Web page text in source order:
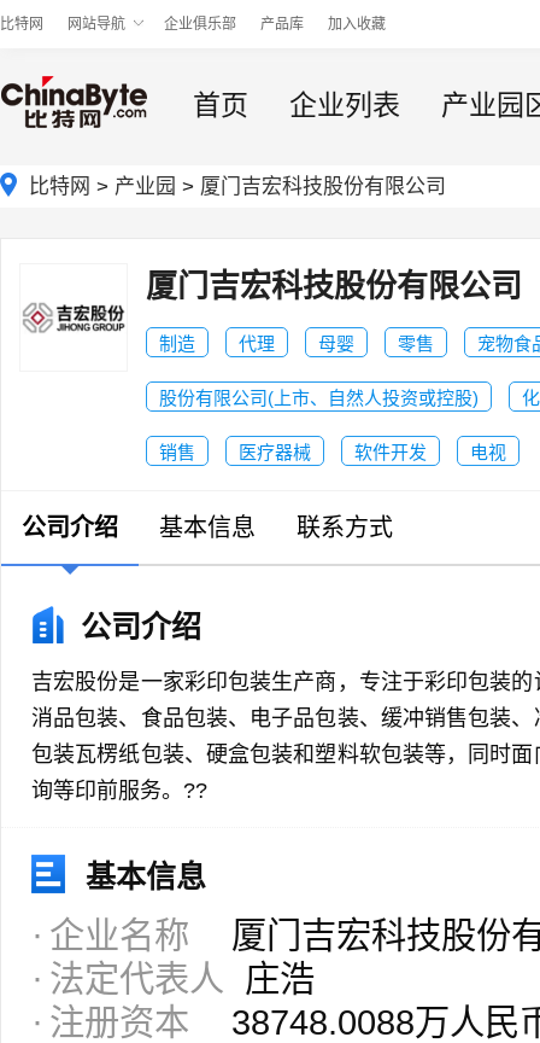
比特网 网站导航 企业俱乐部 产品库 加入收藏
首页 企业列表 产业园
比特网 > 产业园 > 厦门吉宏科技股份有限公司
厦门吉宏科技股份有限公司
制造 代理 母婴 零售 宠物食
股份有限公司(上市、自然人投资或控股)
销售 医疗器械 软件开发 电视
公司介绍 基本信息 联系方式
公司介绍
吉宏股份是一家彩印包装生产商，专注于彩印包装
消品包装、食品包装、电子品包装、缓冲销售包装
包装瓦楞纸包装、硬盒包装和塑料软包装等，同时
询等印前服务。??
基本信息
企业名称
厦门吉宏科技股份
法定代表人
庄浩
注册资本
38748.0088万人民